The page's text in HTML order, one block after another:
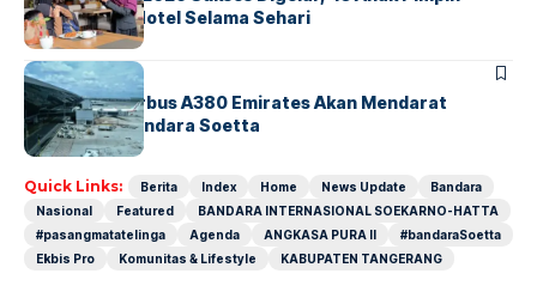
Operasional Hotel Selama Sehari
BANDARA BERITA
8 Agustus, Airbus A380 Emirates Akan Mendarat
Perdana di Bandara Soetta
Quick Links: Berita Index Home News Update
Bandara
Nasional
Featured
BANDARA INTERNASIONAL SOEKARNO-HATTA
#pasangmatatelinga
Agenda ANGKASA PURA II
#bandaraSoetta
Ekbis Pro
Komunitas & Lifestyle KABUPATEN TANGERANG